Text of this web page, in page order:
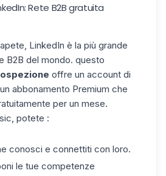
Rete B2B gratuita
LinkedIn è la più grande
B2B del mondo. questo
offre un account di
un abbonamento Premium che
per un mese.
potete :
conosci e connettiti con loro.
le tue competenze